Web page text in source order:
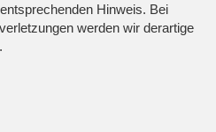
Hinweis. Bei
werden wir derartige